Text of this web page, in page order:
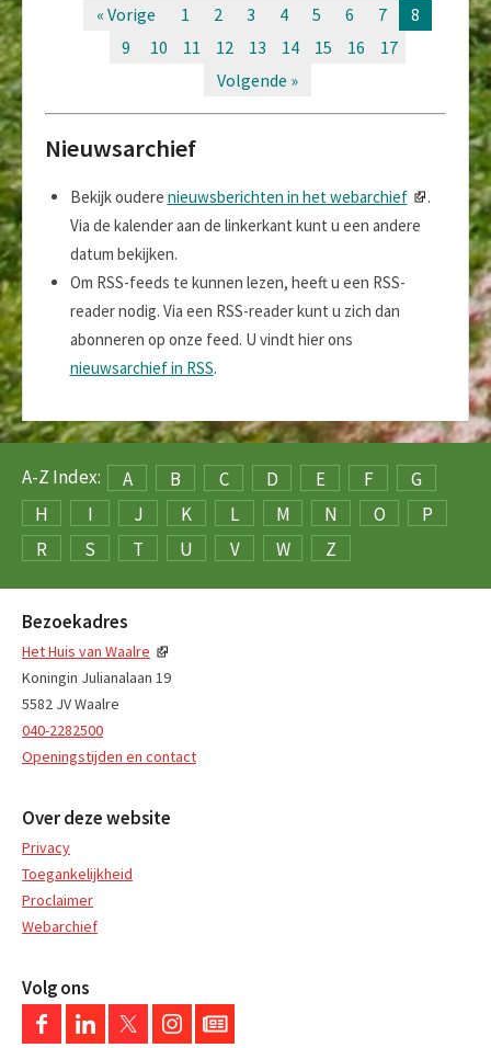
« Vorige 1 2 3 4 5 6 7
8
9
10 11 12 13 14 15 16
17
Volgende »
Nieuwsarchief
Bekijk oudere nieuwsberichten in het webarchief
.
Via de kalender aan de linkerkant kunt u een andere
datum bekijken.
Om RSS-feeds te kunnen lezen, heeft u een RSS-
reader nodig. Via een RSS-reader kunt u zich dan
abonneren op onze feed. U vindt hier ons
nieuwsarchief in RSS.
A-Z Index: A B C D E F
G
H
I J K L M N O
P
R
S T U V W Z
Bezoekadres
Het Huis van Waalre
Koningin Julianalaan 19
5582 JV Waalre
040-2282500
Openingstijden en contact
Over deze website
Privacy
Toegankelijkheid
Proclaimer
Webarchief
Volg ons